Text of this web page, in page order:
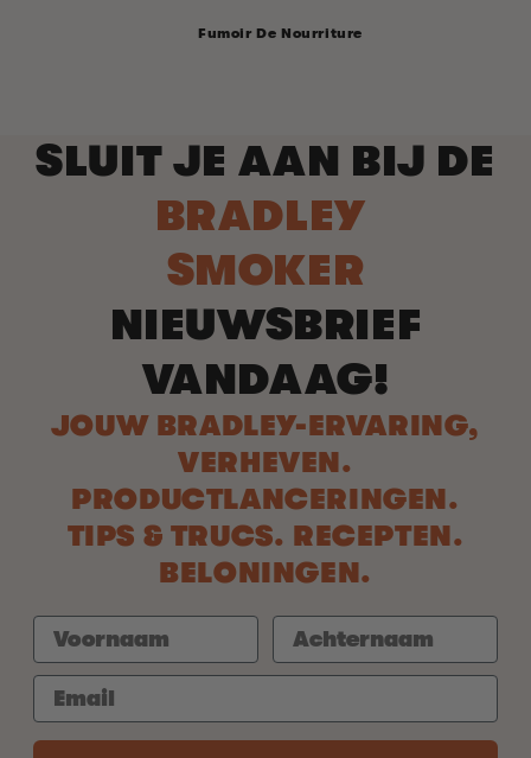
Fumoir De Nourriture
SLUIT JE AAN BIJ DE
BRADLEY
SMOKER
NIEUWSBRIEF
VANDAAG!
JOUW BRADLEY-ERVARING,
VERHEVEN.
PRODUCTLANCERINGEN.
TIPS & TRUCS. RECEPTEN.
BELONINGEN.